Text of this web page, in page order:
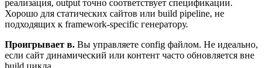
реализация, output точно соответствует спецификации.
Хорошо для статических сайтов или build pipeline, не
подходящих к framework-specific генератору.
Проигрывает в. Вы управляете config файлом. Не идеально,
если сайт динамический или контент часто обновляется вне
build цикла.